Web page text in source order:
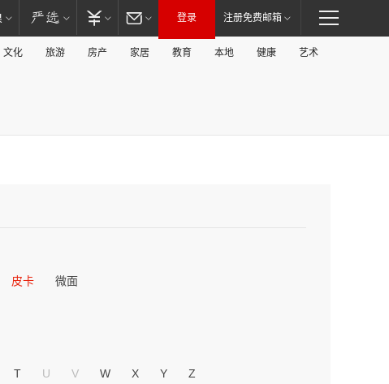
登录 注册免费邮箱
文化 旅游 房产 家居 教育 本地 健康 艺术
皮卡 微面
T U V W X Y Z